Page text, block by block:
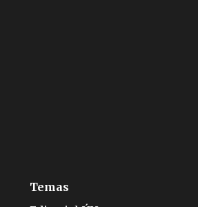
Temas